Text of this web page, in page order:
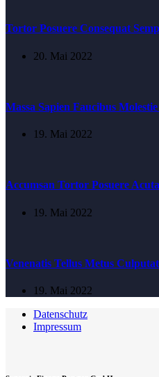
Tortor Posuere Consequat
20. Mai 2022
Massa Sapien Faucibus
19. Mai 2022
Accumsan Tortor Posuere
19. Mai 2022
Venenatis Tellus Metus
19. Mai 2022
Datenschutz
Impressum